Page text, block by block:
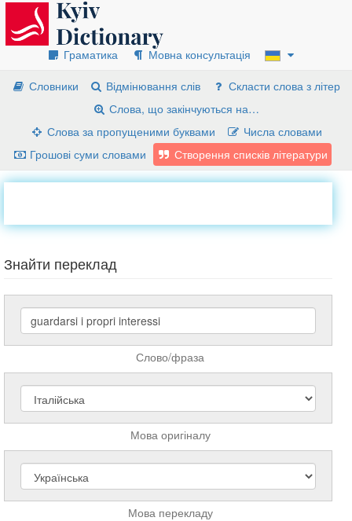
Граматика
Мовна консультація
Словники
Відмінювання слів
Скласти слова з літер
Слова, що закінчуються на…
Слова за пропущеними буквами
Числа словами
Грошові суми словами
Створення списків літератури
Знайти переклад
Слово/фраза
Мова оригіналу
Мова перекладу